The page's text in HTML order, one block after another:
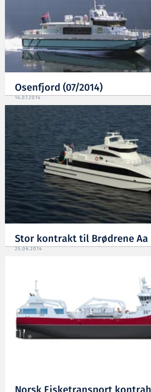
Osenfjord (07/2014)
14.07.2014
Stor kontrakt til Brødrene Aa
25.06.2014